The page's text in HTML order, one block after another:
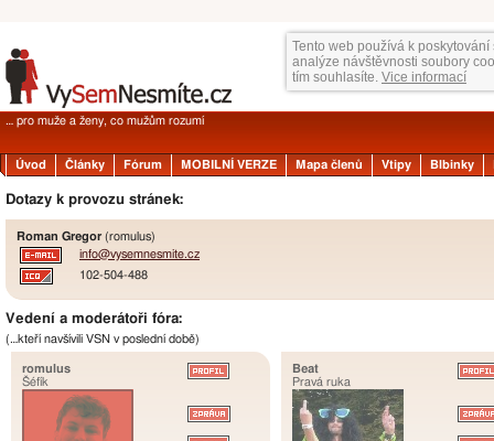
Tento web používá k
analýze návštěvnosti soubory
tím souhlasíte. Vice informací
… pro muže a ženy, co mužům rozumí
Úvod Články Fórum MOBILNÍ VERZE Mapa členů Vtipy Blbinky
Dotazy k provozu stránek:
Roman Gregor (romulus)
info@vysemnesmite.cz
102-504-488
Vedení a moderátoři fóra:
(…kteří navšívili VSN v poslední době)
romulus
Šéfík
Beat
Pravá ruka